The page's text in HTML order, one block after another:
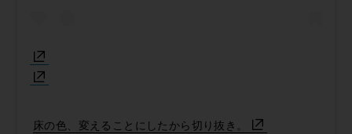
床の色、変えることにしたから切り抜き。